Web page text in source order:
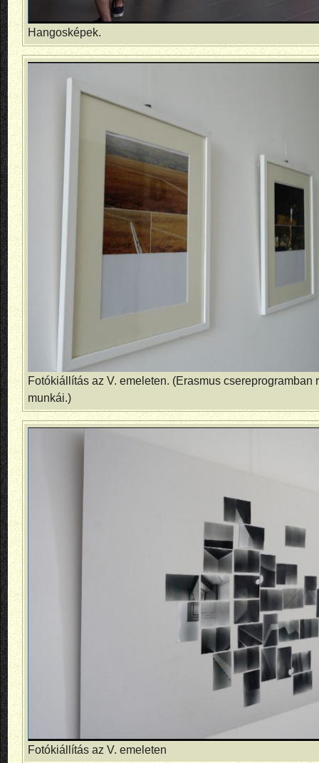
Hangosképek.
Fotókiállítás az V. emeleten. (Erasmus csereprogramban
munkái.)
Fotókiállítás az V. emeleten